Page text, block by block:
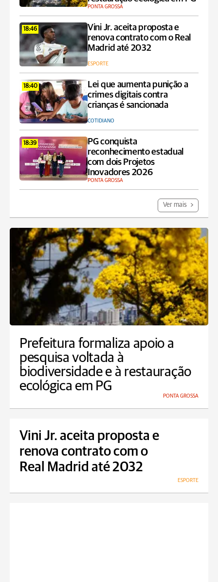
PONTA GROSSA
18:46
Vini Jr. aceita proposta e
renova contrato com o Real
Madrid até 2032
ESPORTE
18:40
Lei que aumenta punição a
crimes digitais contra
crianças é sancionada
COTIDIANO
18:39
PG conquista
reconhecimento estadual
com dois Projetos
Inovadores 2026
PONTA GROSSA
Ver mais
Prefeitura formaliza apoio a
pesquisa voltada à
biodiversidade e à restauração
ecológica em PG
PONTA GROSSA
Vini Jr. aceita proposta e
renova contrato com o
Real Madrid até 2032
ESPORTE